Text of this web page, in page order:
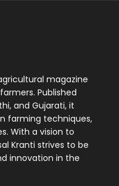
magazine
Published
and Gujarati, it
farming techniques,
With a vision to
Kranti strives to be
innovation in the